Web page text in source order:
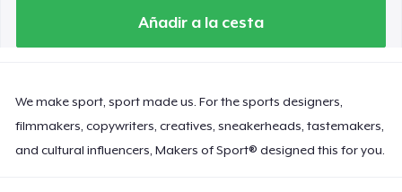
Añadir a la cesta
We make sport, sport made us. For the sports designers,
filmmakers, copywriters, creatives, sneakerheads, tastemakers,
and cultural influencers, Makers of Sport® designed this for you.